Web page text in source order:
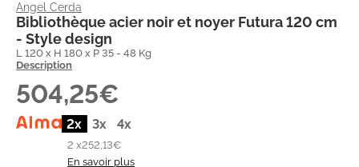
Angel Cerda
Bibliothèque acier noir et noyer Futura 120 cm
- Style design
L 120 x H 180 x P 35 - 48 Kg
Description
504,25€
2x 3x 4x
2 x252,13€
En savoir plus